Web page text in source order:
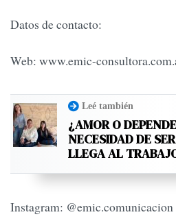
Datos de contacto:
Web: www.emic-
Leé también
¿AMOR O
NECESIDAD DE
LLEGA AL
Instagram: @emic.comunicacion